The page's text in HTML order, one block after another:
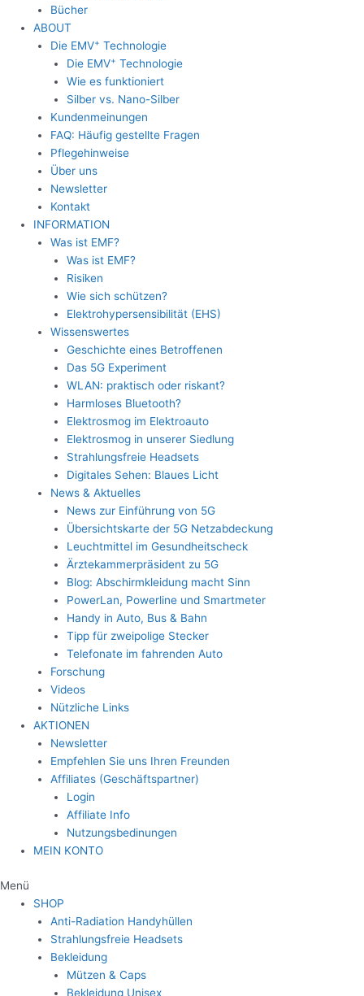
Bücher
ABOUT
Die EMV+ Technologie
Die EMV+ Technologie
Wie es funktioniert
Silber vs. Nano-Silber
Kundenmeinungen
FAQ: Häufig gestellte Fragen
Pflegehinweise
Über uns
Newsletter
Kontakt
INFORMATION
Was ist EMF?
Was ist EMF?
Risiken
Wie sich schützen?
Elektrohypersensibilität (EHS)
Wissenswertes
Geschichte eines Betroffenen
Das 5G Experiment
WLAN: praktisch oder riskant?
Harmloses Bluetooth?
Elektrosmog im Elektroauto
Elektrosmog in unserer Siedlung
Strahlungsfreie Headsets
Digitales Sehen: Blaues Licht
News & Aktuelles
News zur Einführung von 5G
Übersichtskarte der 5G Netzabdeckung
Leuchtmittel im Gesundheitscheck
Ärztekammerpräsident zu 5G
Blog: Abschirmkleidung macht Sinn
PowerLan, Powerline und Smartmeter
Handy in Auto, Bus & Bahn
Tipp für zweipolige Stecker
Telefonate im fahrenden Auto
Forschung
Videos
Nützliche Links
AKTIONEN
Newsletter
Empfehlen Sie uns Ihren Freunden
Affiliates (Geschäftspartner)
Login
Affiliate Info
Nutzungsbedinungen
MEIN KONTO
Menü
SHOP
Anti-Radiation Handyhüllen
Strahlungsfreie Headsets
Bekleidung
Mützen & Caps
Bekleidung Unisex